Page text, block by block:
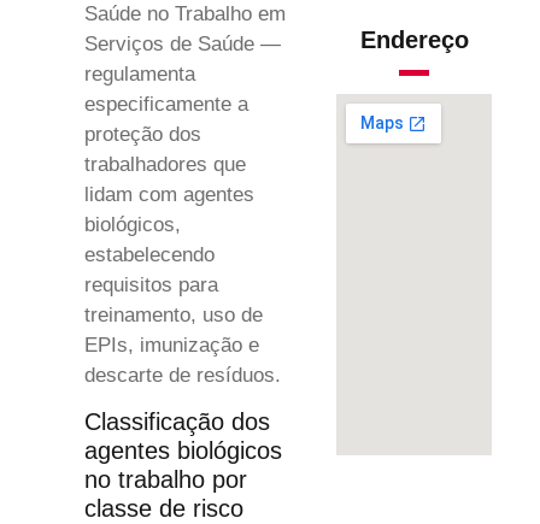
Saúde no Trabalho em
Serviços de Saúde —
regulamenta
especificamente a
proteção dos
trabalhadores que
lidam com agentes
biológicos,
estabelecendo
requisitos para
treinamento, uso de
EPIs, imunização e
descarte de resíduos.
Classificação dos
agentes biológicos
no trabalho por
classe de risco
Endereço